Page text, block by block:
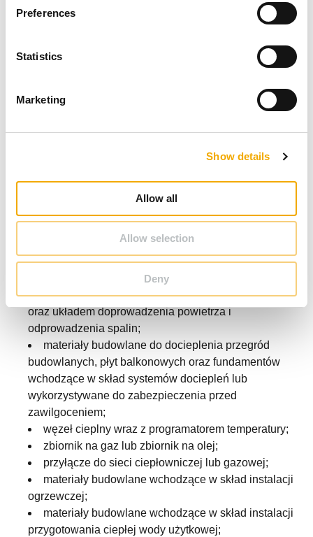
Preferences
Statistics
Marketing
Show details
Allow all
Allow selection
Deny
uregulowana w art. 26h ust. 1 Ustawy o podatku
Ulga termomodernizacyjna – co
oraz układem doprowadzenia powietrza i
odprowadzenia spalin;
kocioł olejowy kondensacyjny wraz ze
sterowaniem, armaturą zabezpieczającą i regulującą
oraz układem doprowadzenia powietrza i
odprowadzenia spalin;
materiały budowlane do docieplenia przegród
budowlanych, płyt balkonowych oraz fundamentów
wchodzące w skład systemów dociepleń lub
wykorzystywane do zabezpieczenia przed
zawilgoceniem;
węzeł cieplny wraz z programatorem temperatury;
zbiornik na gaz lub zbiornik na olej;
przyłącze do sieci ciepłowniczej lub gazowej;
materiały budowlane wchodzące w skład instalacji
ogrzewczej;
materiały budowlane wchodzące w skład instalacji
przygotowania ciepłej wody użytkowej;